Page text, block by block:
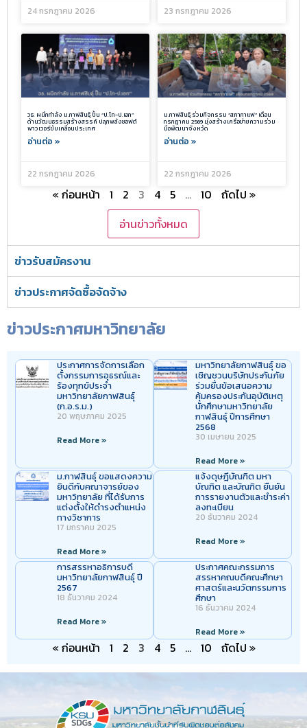
24 กรกฎาคม 2026 23 กรกฎาคม 2026
วธ. ผนึกกำลัง ม.กาฬสินธุ์ ปั้น “ป.โท-ป.เอก”
ด้านวัฒนธรรมสร้างสรรค์ ปลุกพลังซอฟต์
พาวเวอร์ขับเคลื่อนประเทศ
อ่านต่อ »
22 กรกฎาคม 2026
ม.กาฬสินธุ์ ร่วมกิจกรรม “สภากาแฟ” เดือน
กรกฎาคม 2569 มุ่งสร้างเครือข่ายความร่วม
มือพัฒนาจังหวัด
อ่านต่อ »
22 กรกฎาคม 2026
« ก่อนหน้า 1 2 3 4 5 … 10
ถัดไป »
อ่านข่าวทั้งหมด
ข่าวรับสมัครงาน
ข่าวประกาศจัดซื้อจัดจ้าง
ข่าวประกาศมหาวิทยาลัย
ประกาศการจัดการเลือก
ตั้งกรรมการอุธรณ์และ
ร้องทุกข์ประจำ
มหาวิทยาลัยกาฬสินธุ์
(ก.อ.ร.ม.)
20 พฤษภาคม 2025
Read More »
มหาวิทยาลัยกาฬสินธุ์ ขอ
เชิญชวนบริษัทประกันภัย
ร่วมยื่นข้อเสนอความ
คุ้มครองประกันอุบัติเหตุ
นักศึกษามหาวิทยาลัย
กาฬสินธุ์ ปีการศึกษา
2568
30 เมษายน 2025
Read More »
ม.กาฬสินธุ์ ขอแสดงความ
ยินดีกับคณาจารย์ของ
มหาวิทยาลัย ที่ได้รับการ
แต่งตั้งให้ดำรงตำแหน่ง
ทางวิชาการ
17 มกราคม 2025
Read More »
แจ้งดุษฎีบัณฑิต มหา
บัณฑิต และบัณฑิต ยืนยัน
การรายงานตัวและชำระค่า
ลงทะเบียน
20 ธันวาคม 2024
Read More »
การสรรหาอธิการบดี
มหาวิทยาลัยกาฬสินธุ์ ปี
2567
18 ธันวาคม 2024
Read More »
ประกาศคณะกรรมการ
สรรหาคณบดีคณะศึกษา
ศาสตร์และนวัตกรรมการ
ศึกษา
16 ธันวาคม 2024
Read More »
« ก่อนหน้า 1 2 3 4 5 … 10 ถัดไป »